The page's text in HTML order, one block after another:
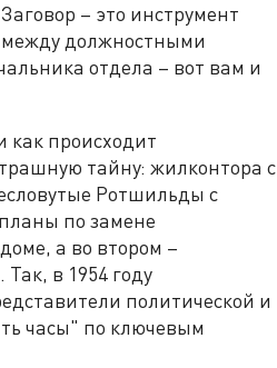
– это инструмент
должностными
отдела – вот вам и
как происходит
тайну: жилконтора с
Ротшильды с
по замене
а во втором –
в 1954 году
политической и
часы" по ключевым